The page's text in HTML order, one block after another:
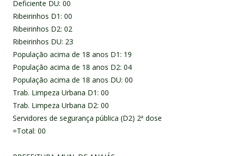
Deficiente DU: 00
Ribeirinhos D1: 00
Ribeirinhos D2: 02
Ribeirinhos DU: 23
População acima de 18 anos D1: 19
População acima de 18 anos D2: 04
População acima de 18 anos DU: 00
Trab. Limpeza Urbana D1: 00
Trab. Limpeza Urbana D2: 00
Servidores de segurança pública (D2) 2ª dose
=Total: 00